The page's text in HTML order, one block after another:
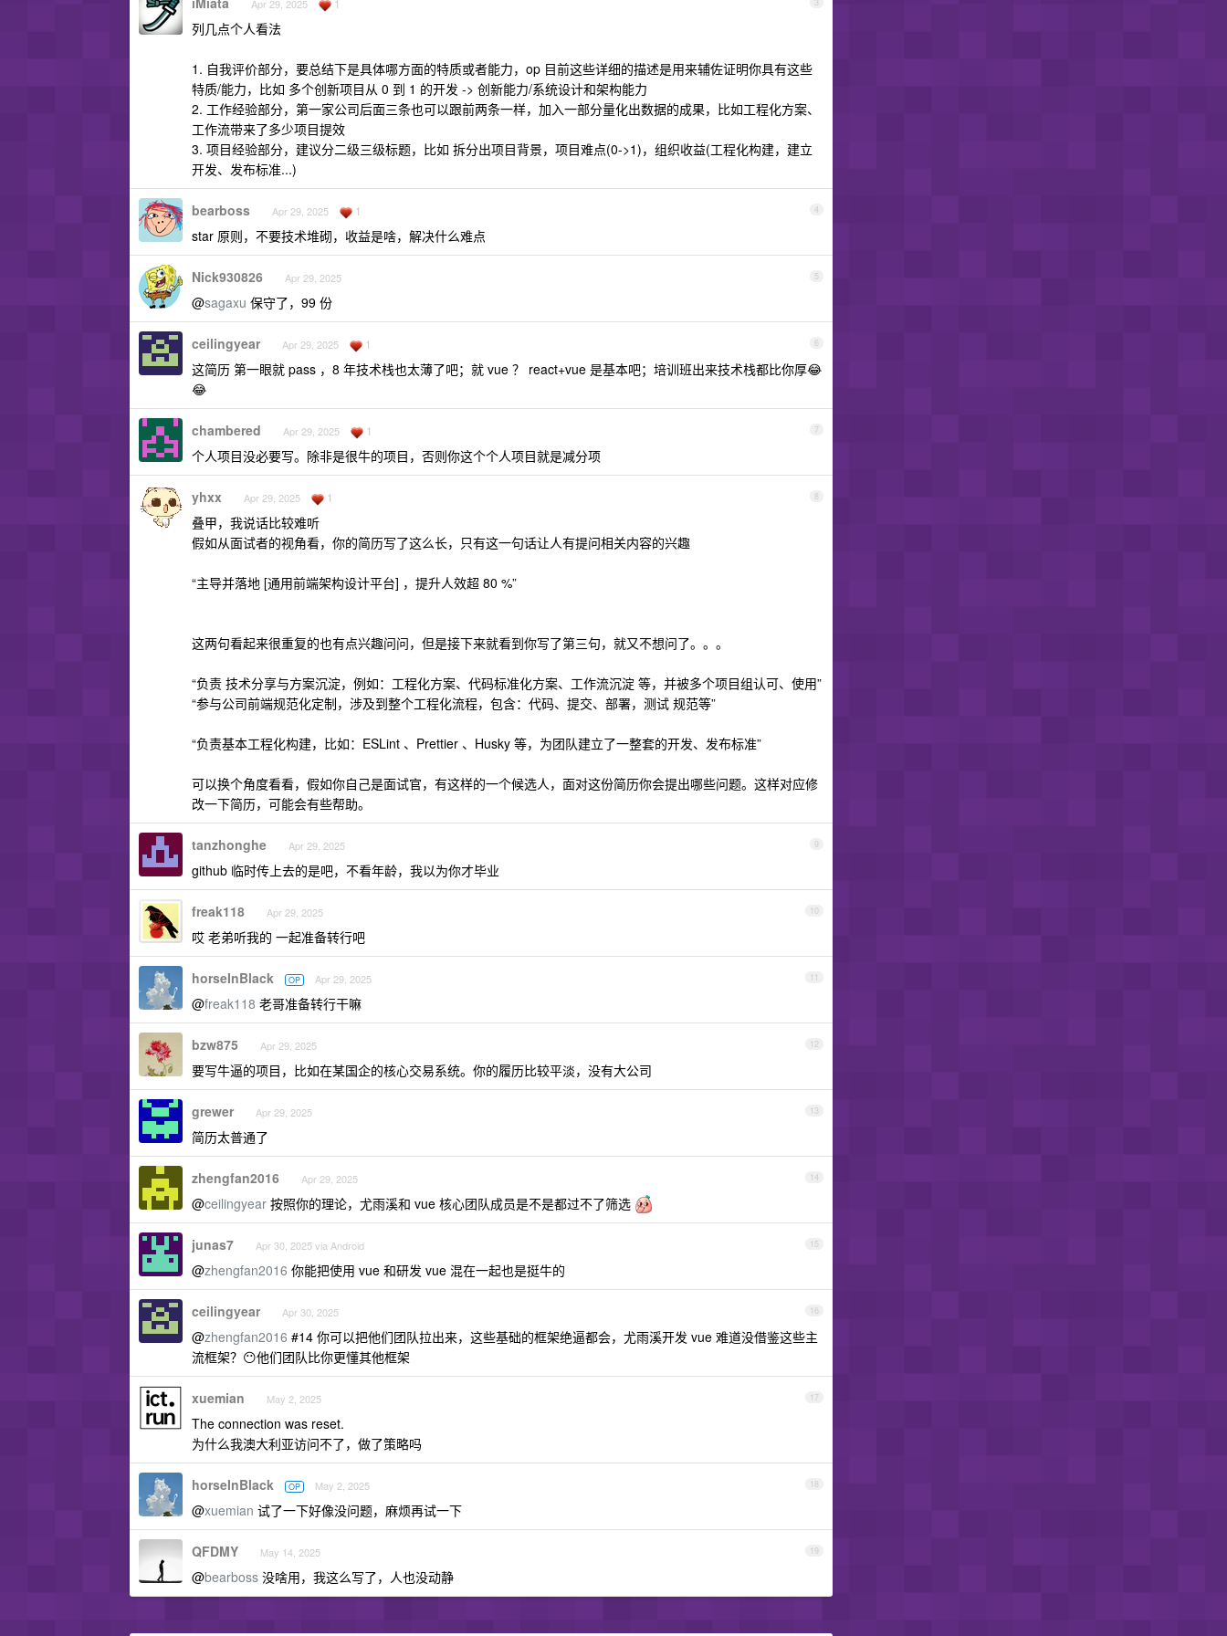
Apr 29, 2025 1
列几点个人看法
1. 自我评价部分，要总结下是具体哪方面的特质或者能力，op 目前这些详细的描述是用来辅佐证明你具有这些
特质/能力，比如 多个创新项目从 0 到 1 的开发 -> 创新能力/系统设计和架构能力
2. 工作经验部分，第一家公司后面三条也可以跟前两条一样，加入一部分量化出数据的成果，比如工程化方案、
工作流带来了多少项目提效
3. 项目经验部分，建议分二级三级标题，比如 拆分出项目背景，项目难点(0->1)，组织收益(工程化构建，建立
开发、发布标准...)
4
bearboss Apr 29, 2025 1
star 原则，不要技术堆砌，收益是啥，解决什么难点
5
Nick930826 Apr 29, 2025
@sagaxu 保守了，99 份
6
ceilingyear Apr 29, 2025 1
这简历 第一眼就 pass ，8 年技术栈也太薄了吧；就 vue ？ react+vue 是基本吧；培训班出来技术栈都比你厚😂
😂
7
chambered Apr 29, 2025 1
个人项目没必要写。除非是很牛的项目，否则你这个个人项目就是减分项
8
yhxx Apr 29, 2025 1
叠甲，我说话比较难听
假如从面试者的视角看，你的简历写了这么长，只有这一句话让人有提问相关内容的兴趣
“主导并落地 [通用前端架构设计平台] ，提升人效超 80 %”
这两句看起来很重复的也有点兴趣问问，但是接下来就看到你写了第三句，就又不想问了。。。
“负责 技术分享与方案沉淀，例如：工程化方案、代码标准化方案、工作流沉淀 等，并被多个项目组认可、使用”
“参与公司前端规范化定制，涉及到整个工程化流程，包含：代码、提交、部署，测试 规范等”
“负责基本工程化构建，比如：ESLint 、Prettier 、Husky 等，为团队建立了一整套的开发、发布标准”
可以换个角度看看，假如你自己是面试官，有这样的一个候选人，面对这份简历你会提出哪些问题。这样对应修
改一下简历，可能会有些帮助。
9
tanzhonghe Apr 29, 2025
github 临时传上去的是吧，不看年龄，我以为你才毕业
10
freak118 Apr 29, 2025
哎 老弟听我的 一起准备转行吧
11
horseInBlack OP Apr 29, 2025
@freak118 老哥准备转行干嘛
12
bzw875 Apr 29, 2025
要写牛逼的项目，比如在某国企的核心交易系统。你的履历比较平淡，没有大公司
13
grewer Apr 29, 2025
简历太普通了
14
zhengfan2016 Apr 29, 2025
@ceilingyear 按照你的理论，尤雨溪和 vue 核心团队成员是不是都过不了筛选
15
junas7 Apr 30, 2025 via Android
@zhengfan2016 你能把使用 vue 和研发 vue 混在一起也是挺牛的
16
ceilingyear Apr 30, 2025
@zhengfan2016 #14 你可以把他们团队拉出来，这些基础的框架绝逼都会，尤雨溪开发 vue 难道没借鉴这些主
流框架？😶他们团队比你更懂其他框架
17
xuemian May 2, 2025
The connection was reset.
为什么我澳大利亚访问不了，做了策略吗
18
horseInBlack OP May 2, 2025
@xuemian 试了一下好像没问题，麻烦再试一下
19
QFDMY May 14, 2025
@bearboss 没啥用，我这么写了，人也没动静